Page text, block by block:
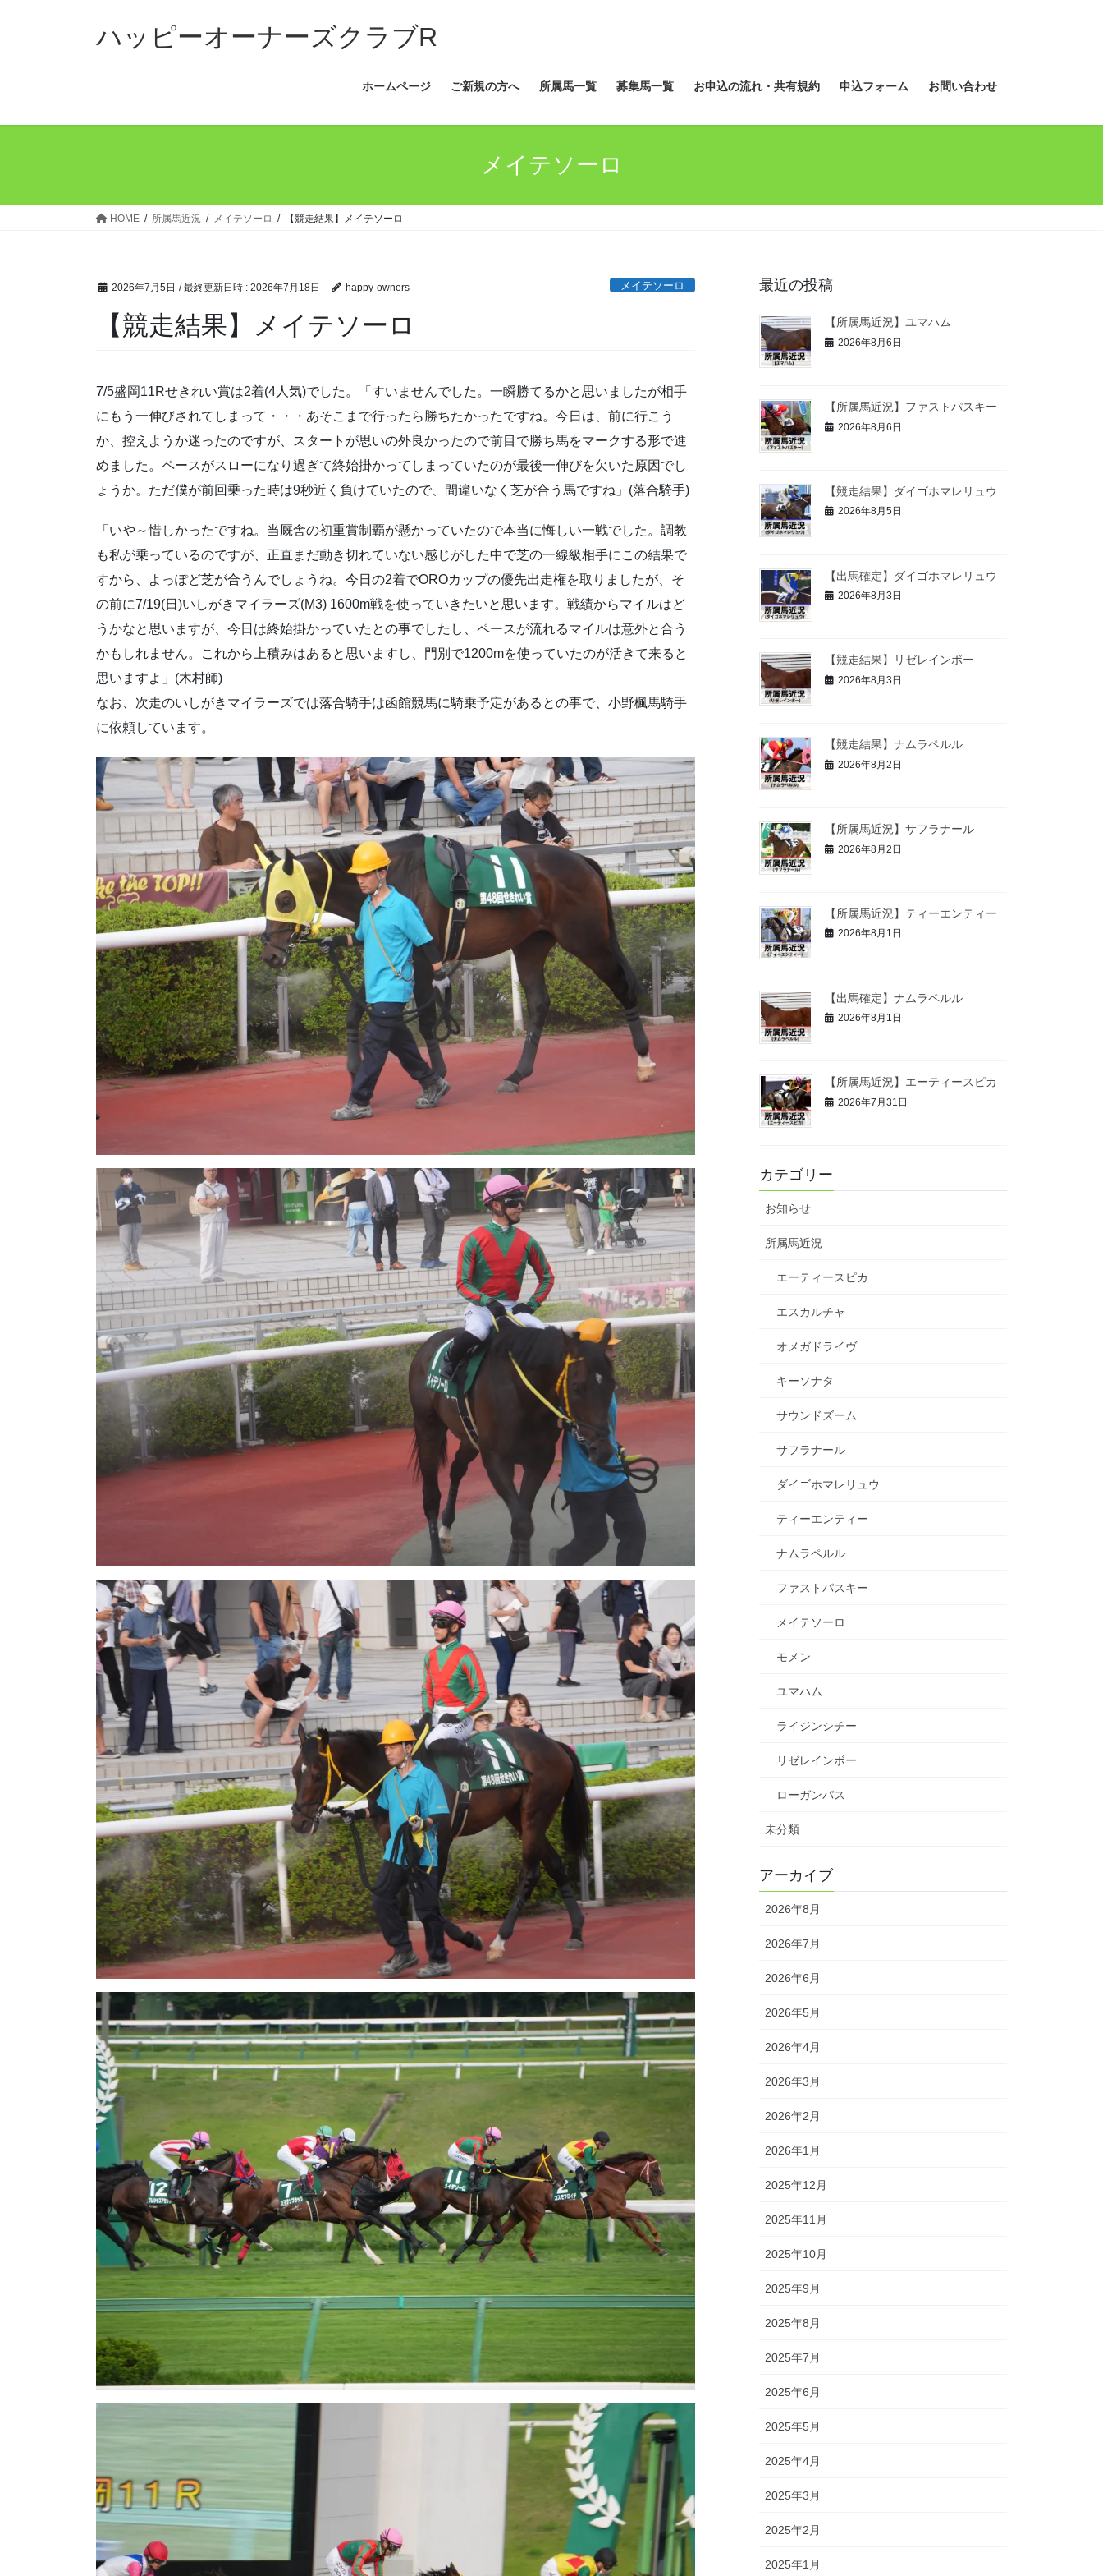
ス
ン
ハッピーオーナーズクラブR
ホームページ ご新規の方へ 所属馬一覧 募集馬一覧 お申込の流れ・共有規約 申込フォーム お問い合わせ
メイテソーロ
HOME 所属馬近況 メイテソーロ 【競走結果】メイテソーロ
2026年7月5日 / 最終更新日時 : 2026年7月18日 happy-owners メイテソーロ
【競走結果】メイテソーロ
7/5盛岡11Rせきれい賞は2着(4人気)でした。「すいませんでした。一瞬勝てるかと思いましたが相手
にもう一伸びされてしまって・・・あそこまで行ったら勝ちたかったですね。今日は、前に行こう
か、控えようか迷ったのですが、スタートが思いの外良かったので前目で勝ち馬をマークする形で進
めました。ペースがスローになり過ぎて終始掛かってしまっていたのが最後一伸びを欠いた原因でし
ょうか。ただ僕が前回乗った時は9秒近く負けていたので、間違いなく芝が合う馬ですね」(落合騎手)
「いや～惜しかったですね。当厩舎の初重賞制覇が懸かっていたので本当に悔しい一戦でした。調教
も私が乗っているのですが、正直まだ動き切れていない感じがした中で芝の一線級相手にこの結果で
すから、よっぽど芝が合うんでしょうね。今日の2着でOROカップの優先出走権を取りましたが、そ
の前に7/19(日)いしがきマイラーズ(M3) 1600m戦を使っていきたいと思います。戦績からマイルはど
うかなと思いますが、今日は終始掛かっていたとの事でしたし、ペースが流れるマイルは意外と合う
かもしれません。これから上積みはあると思いますし、門別で1200mを使っていたのが活きて来ると
思いますよ」(木村師)
なお、次走のいしがきマイラーズでは落合騎手は函館競馬に騎乗予定があるとの事で、小野楓馬騎手
に依頼しています。
最近の投稿
【所属馬近況】ユマハム
2026年8月6日
【所属馬近況】ファストパスキー
2026年8月6日
【競走結果】ダイゴホマレリュウ
2026年8月5日
【出馬確定】ダイゴホマレリュウ
2026年8月3日
【競走結果】リゼレインボー
2026年8月3日
【競走結果】ナムラペルル
2026年8月2日
【所属馬近況】サフラナール
2026年8月2日
【所属馬近況】ティーエンティー
2026年8月1日
【出馬確定】ナムラペルル
2026年8月1日
【所属馬近況】エーティースピカ
2026年7月31日
カテゴリー
お知らせ
所属馬近況
エーティースピカ
エスカルチャ
オメガドライヴ
キーソナタ
サウンドズーム
サフラナール
ダイゴホマレリュウ
ティーエンティー
ナムラペルル
ファストパスキー
メイテソーロ
モメン
ユマハム
ライジンシチー
リゼレインボー
ローガンパス
未分類
アーカイブ
2026年8月
2026年7月
2026年6月
2026年5月
2026年4月
2026年3月
2026年2月
2026年1月
2025年12月
2025年11月
2025年10月
2025年9月
2025年8月
2025年7月
2025年6月
2025年5月
2025年4月
2025年3月
2025年2月
2025年1月